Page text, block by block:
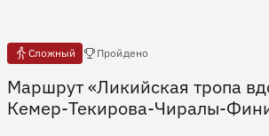
Сложный Пройдено
Маршрут «Ликийская тропа
Кемер-Текирова-Чиралы-
в путиОценка в дняхДистанцияАбсолютная